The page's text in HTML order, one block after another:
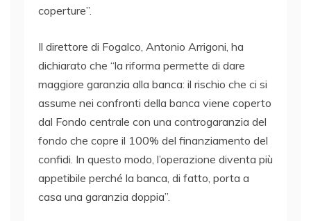
coperture”.
Il direttore di Fogalco, Antonio Arrigoni, ha
dichiarato che “la riforma permette di dare
maggiore garanzia alla banca: il rischio che ci si
assume nei confronti della banca viene coperto
dal Fondo centrale con una controgaranzia del
fondo che copre il 100% del finanziamento del
confidi. In questo modo, l’operazione diventa più
appetibile perché la banca, di fatto, porta a
casa una garanzia doppia”.